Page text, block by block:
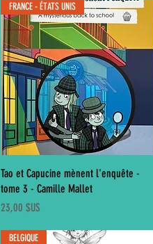
Aperçu rapide
FRANCE - ÉTATS UNIS
Tao et Capucine mènent l'enquête -
tome 3 - Camille Mallet
Prix
23,00 $US
BELGIQUE